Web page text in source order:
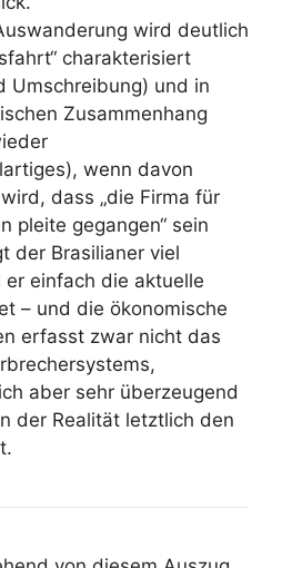
wird deutlich
charakterisiert
Umschreibung) und in
Zusammenhang
wenn davon
dass „die Firma für
pleite gegangen“ sein
der Brasilianer viel
er einfach die aktuelle
– und die ökonomische
erfasst zwar nicht das
aber sehr überzeugend
der Realität letztlich den